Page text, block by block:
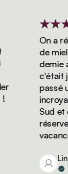
On a
de miel
demie
c'était
passé
Sud et
réserver
Linda